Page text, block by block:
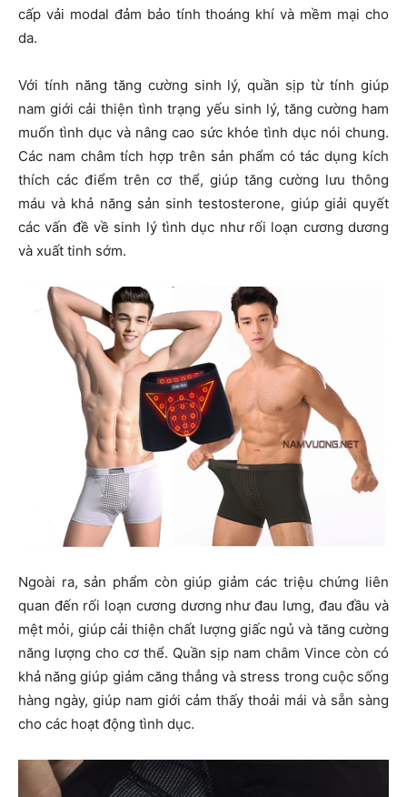
cấp vải modal đảm bảo tính thoáng khí và mềm mại cho
da.
Với tính năng tăng cường sinh lý, quần sịp từ tính giúp
nam giới cải thiện tình trạng yếu sinh lý, tăng cường ham
muốn tình dục và nâng cao sức khỏe tình dục nói chung.
Các nam châm tích hợp trên sản phẩm có tác dụng kích
thích các điểm trên cơ thể, giúp tăng cường lưu thông
máu và khả năng sản sinh testosterone, giúp giải quyết
các vấn đề về sinh lý tình dục như rối loạn cương dương
và xuất tinh sớm.
Ngoài ra, sản phẩm còn giúp giảm các triệu chứng liên
quan đến rối loạn cương dương như đau lưng, đau đầu và
mệt mỏi, giúp cải thiện chất lượng giấc ngủ và tăng cường
năng lượng cho cơ thể. Quần sịp nam châm Vince còn có
khả năng giúp giảm căng thẳng và stress trong cuộc sống
hàng ngày, giúp nam giới cảm thấy thoải mái và sẵn sàng
cho các hoạt động tình dục.